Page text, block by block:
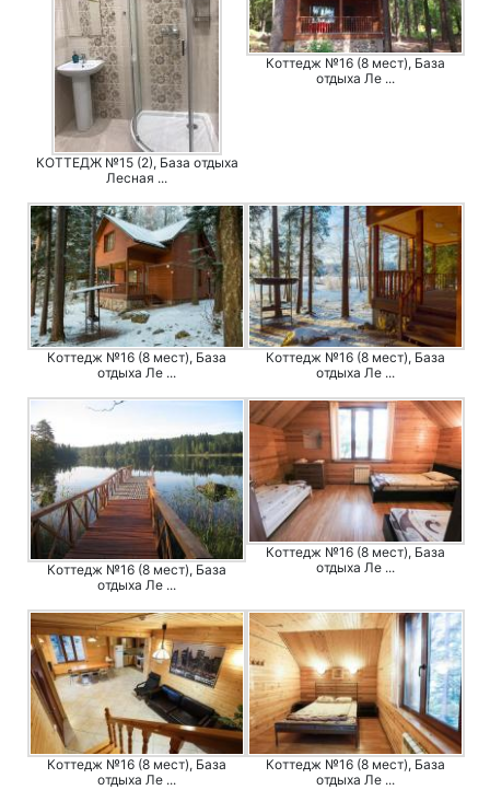
КОТТЕДЖ №15 (2), База отдыха
Лесная ...
Коттедж №16 (8 мест), База
отдыха Ле ...
Коттедж №16 (8 мест), База
отдыха Ле ...
Коттедж №16 (8 мест), База
отдыха Ле ...
Коттедж №16 (8 мест), База
отдыха Ле ...
Коттедж №16 (8 мест), База
отдыха Ле ...
Коттедж №16 (8 мест), База
отдыха Ле ...
Коттедж №16 (8 мест), База
отдыха Ле ...